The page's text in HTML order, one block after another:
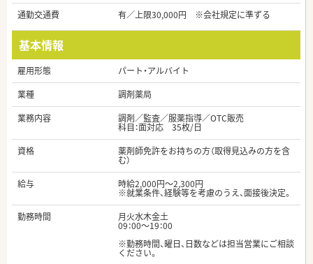
通勤交通費
有／上限30,000円 ※会社規定に準ずる
基本情報
雇用形態
パート・アルバイト
業種
調剤薬局
業務内容
調剤／監査／服薬指導／OTC販売
科目：面対応 35枚/日
資格
薬剤師免許をお持ちの方（取得見込みの方を含
む）
給与
時給2,000円～2,300円
※就業条件、経験等を考慮のうえ、面接後決定。
勤務時間
月火水木金土
09：00～19：00
※勤務時間、曜日、日数などは担当営業にご相談
ください。